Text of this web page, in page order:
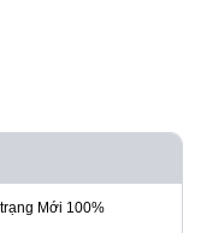
Mới 100%